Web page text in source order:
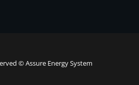
© Assure Energy System